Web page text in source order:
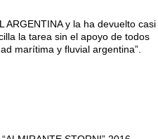
y la ha devuelto casi
la tarea sin el apoyo de todos
marítima y fluvial argentina”.